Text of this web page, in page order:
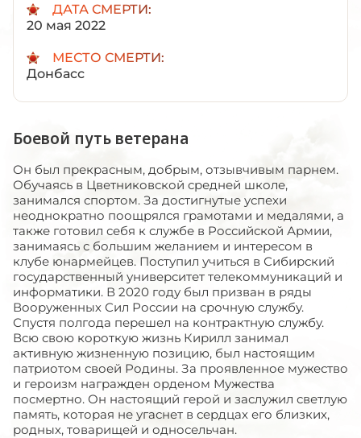
ДАТА СМЕРТИ:
20 мая 2022
МЕСТО СМЕРТИ:
Донбасс
Боевой путь ветерана
Он был прекрасным, добрым, отзывчивым парнем.
Обучаясь в Цветниковской средней школе,
занимался спортом. За достигнутые успехи
неоднократно поощрялся грамотами и медалями, а
также готовил себя к службе в Российской Армии,
занимаясь с большим желанием и интересом в
клубе юнармейцев. Поступил учиться в Сибирский
государственный университет телекоммуникаций и
информатики. В 2020 году был призван в ряды
Вооруженных Сил России на срочную службу.
Спустя полгода перешел на контрактную службу.
Всю свою короткую жизнь Кирилл занимал
активную жизненную позицию, был настоящим
патриотом своей Родины. За проявленное мужество
и героизм награжден орденом Мужества
посмертно. Он настоящий герой и заслужил светлую
память, которая не угаснет в сердцах его близких,
родных, товарищей и односельчан.